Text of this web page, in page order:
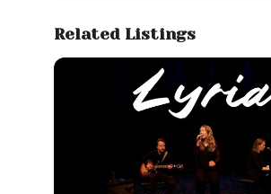
Related Listings